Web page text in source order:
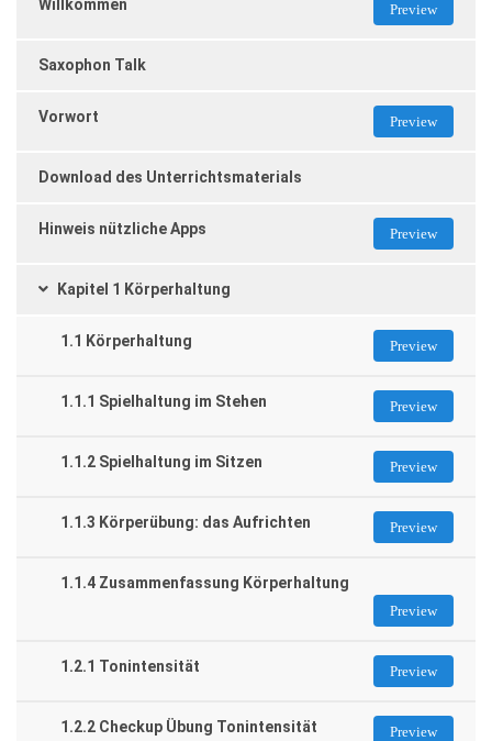
Willkommen Preview
Saxophon Talk
Vorwort Preview
Download des Unterrichtsmaterials
Hinweis nützliche Apps Preview
Kapitel 1 Körperhaltung
1.1 Körperhaltung Preview
1.1.1 Spielhaltung im Stehen Preview
1.1.2 Spielhaltung im Sitzen Preview
1.1.3 Körperübung: das Aufrichten Preview
1.1.4 Zusammenfassung Körperhaltung
Preview
1.2.1 Tonintensität Preview
1.2.2 Checkup Übung Tonintensität Preview